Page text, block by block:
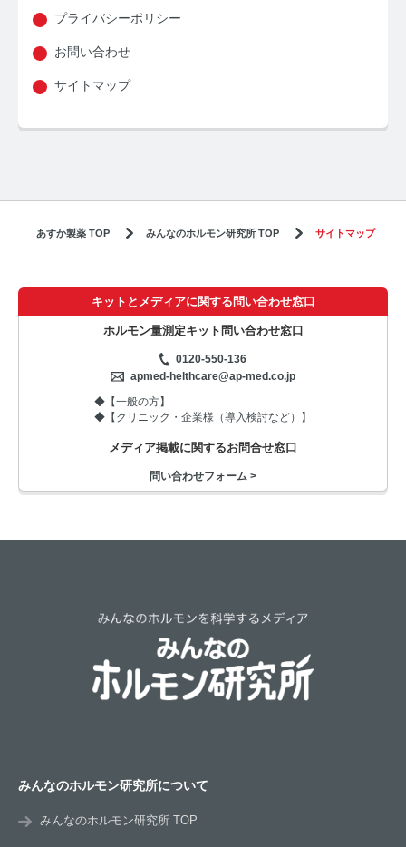
トのご紹介
毛髪ホルモン量測定キット導入クリニックのインタビ
【医療機関向け】毛髪検査技術の資料ダウンロード
ロード
ホルモン測定技術のご活用についてご案内
プライバシーポリシー
お問い合わせ
サイトマップ
あすか製薬 TOP みんなのホルモン研究所 TOP サイトマップ
キットとメディアに関する問い合わせ窓口
ホルモン量測定キット問い合わせ窓口
0120-550-136
apmed-helthcare@ap-med.co.jp
◆【一般の方】
◆【クリニック・企業様（導入検討など）】
メディア掲載に関するお問合せ窓口
問い合わせフォーム >
みんなのホルモン研究所について
みんなのホルモン研究所 TOP